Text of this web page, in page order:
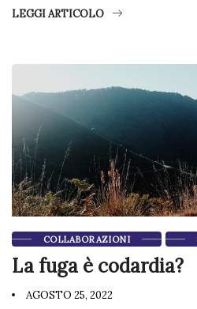
LEGGI ARTICOLO
COLLABORAZIONI
La fuga è codardia?
AGOSTO 25, 2022